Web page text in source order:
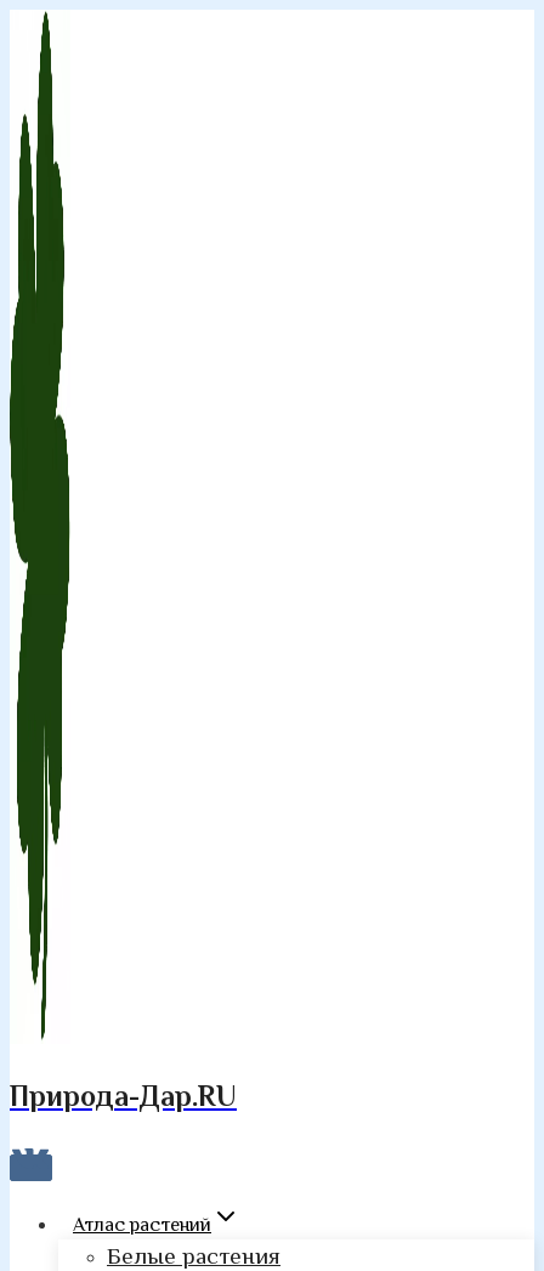
Перейти
содержимому
Природа-Дар.RU
Атлас растений
Белые растения